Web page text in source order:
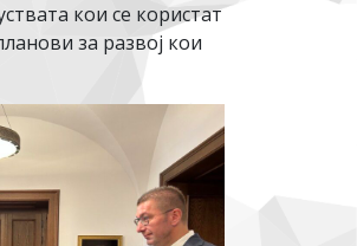
кои се користат
за развој кои